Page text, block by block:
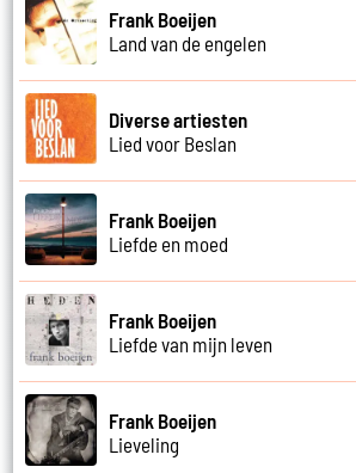
Frank Boeijen
Land van de engelen
Diverse artiesten
Lied voor Beslan
Frank Boeijen
Liefde en moed
Frank Boeijen
Liefde van mijn leven
Frank Boeijen
Lieveling